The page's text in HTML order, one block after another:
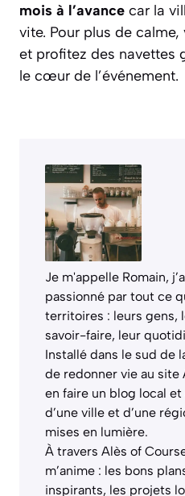
mois à l’avance car la
vite. Pour plus de
et profitez des navettes
le cœur de l’événement.
Je m'appelle Romain,
passionné par tout ce
territoires : leurs gens,
savoir-faire, leur
Installé dans le sud de
de redonner vie au
en faire un blog local
d’une ville et d’une
mises en lumière.
À travers Alès of
m’anime : les bons
inspirants, les projets